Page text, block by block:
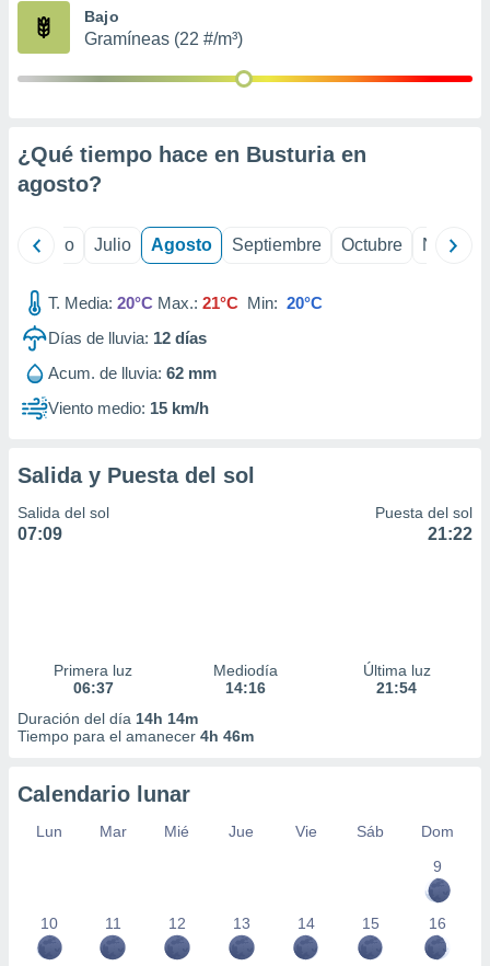
publicidad
1199
Bajo
Gramíneas (22 #/m³)
¿Qué tiempo hace en Busturia en
agosto?
Junio Julio Agosto Septiembre Octubre
T. Media: 20°C Max.: 21°C Min: 20°C
Días de lluvia: 12 días
Acum. de lluvia: 62 mm
Viento medio: 15 km/h
Salida y Puesta del sol
Salida del sol
07:09
Puesta del sol
21:22
Primera luz
06:37
Mediodía
14:16
Última luz
21:54
Duración del día 14h 14m
Tiempo para el amanecer 4h 46m
Calendario lunar
Lun Mar Mié Jue Vie Sáb
Dom
9
10 11 12 13 14 15 16